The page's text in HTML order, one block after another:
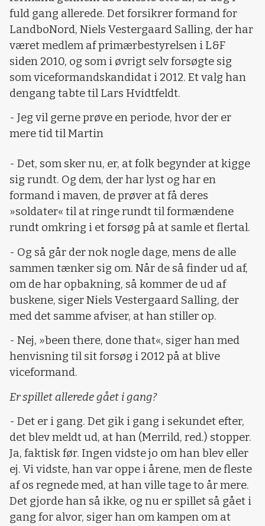
fuld gang allerede. Det forsikrer formand for
LandboNord, Niels Vestergaard Salling, der har
været medlem af primærbestyrelsen i L&F
siden 2010, og som i øvrigt selv forsøgte sig
som viceformandskandidat i 2012. Et valg han
dengang tabte til Lars Hvidtfeldt.
- Jeg vil gerne prøve en periode, hvor der er
mere tid til Martin
- Det, som sker nu, er, at folk begynder at kigge
sig rundt. Og dem, der har lyst og har en
formand i maven, de prøver at få deres
»soldater« til at ringe rundt til formændene
rundt omkring i et forsøg på at samle et flertal.
- Og så går der nok nogle dage, mens de alle
sammen tænker sig om. Når de så finder ud af,
om de har opbakning, så kommer de ud af
buskene, siger Niels Vestergaard Salling, der
med det samme afviser, at han stiller op.
- Nej, »been there, done that«, siger han med
henvisning til sit forsøg i 2012 på at blive
viceformand.
Er spillet allerede gået i gang?
- Det er i gang. Det gik i gang i sekundet efter,
det blev meldt ud, at han (Merrild, red.) stopper.
Ja, faktisk før. Ingen vidste jo om han blev eller
ej. Vi vidste, han var oppe i årene, men de fleste
af os regnede med, at han ville tage to år mere.
Det gjorde han så ikke, og nu er spillet så gået i
gang for alvor, siger han om kampen om at